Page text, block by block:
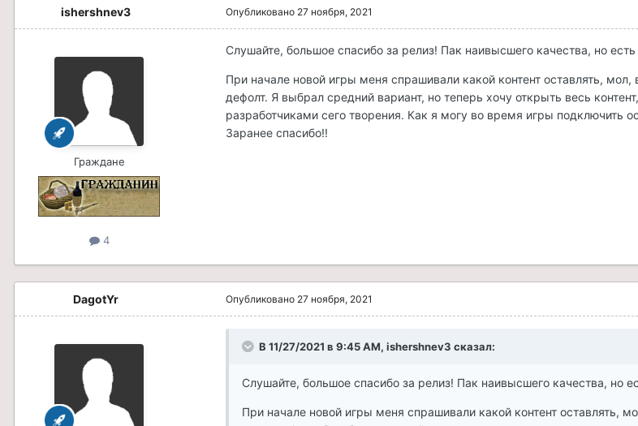
ishershnev3
Граждане
4
Опубликовано 27 ноября, 2021
Слушайте, большое спасибо за релиз! Пак наивысшего качества, но
При начале новой игры меня спрашивали какой контент оставлять, мол,
дефолт. Я выбрал средний вариант, но теперь хочу открыть весь
разработчиками сего творения. Как я могу во время игры подключить
Заранее спасибо!!
DagotYr Опубликовано 27 ноября, 2021
В 11/27/2021 в 9:45 AM, ishershnev3 сказал:
Слушайте, большое спасибо за релиз! Пак наивысшего качества, но
При начале новой игры меня спрашивали какой контент оставлять,